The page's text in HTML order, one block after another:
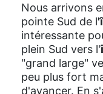
Nous arrivons
pointe Sud de l
intéressante
plein Sud vers l'
"grand large"
peu plus fort
d'avancer. En